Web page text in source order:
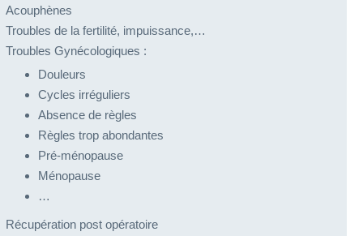
Acouphènes
Troubles de la fertilité, impuissance,…
Troubles Gynécologiques :
Douleurs
Cycles irréguliers
Absence de règles
Règles trop abondantes
Pré-ménopause
Ménopause
…
Récupération post opératoire